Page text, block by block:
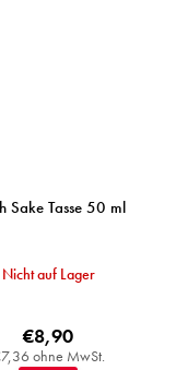
Sake Tasse 50 ml
Nicht auf Lager
ohne MwSt.
€8,90